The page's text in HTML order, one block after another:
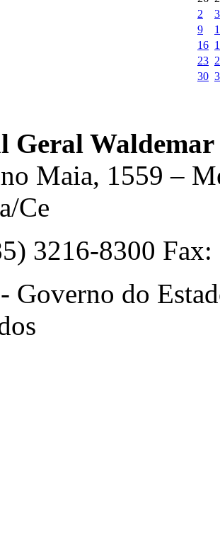
2
3
9
16
23
30
Geral
Maia, 1559 –
Ce
3216-8300
Governo do